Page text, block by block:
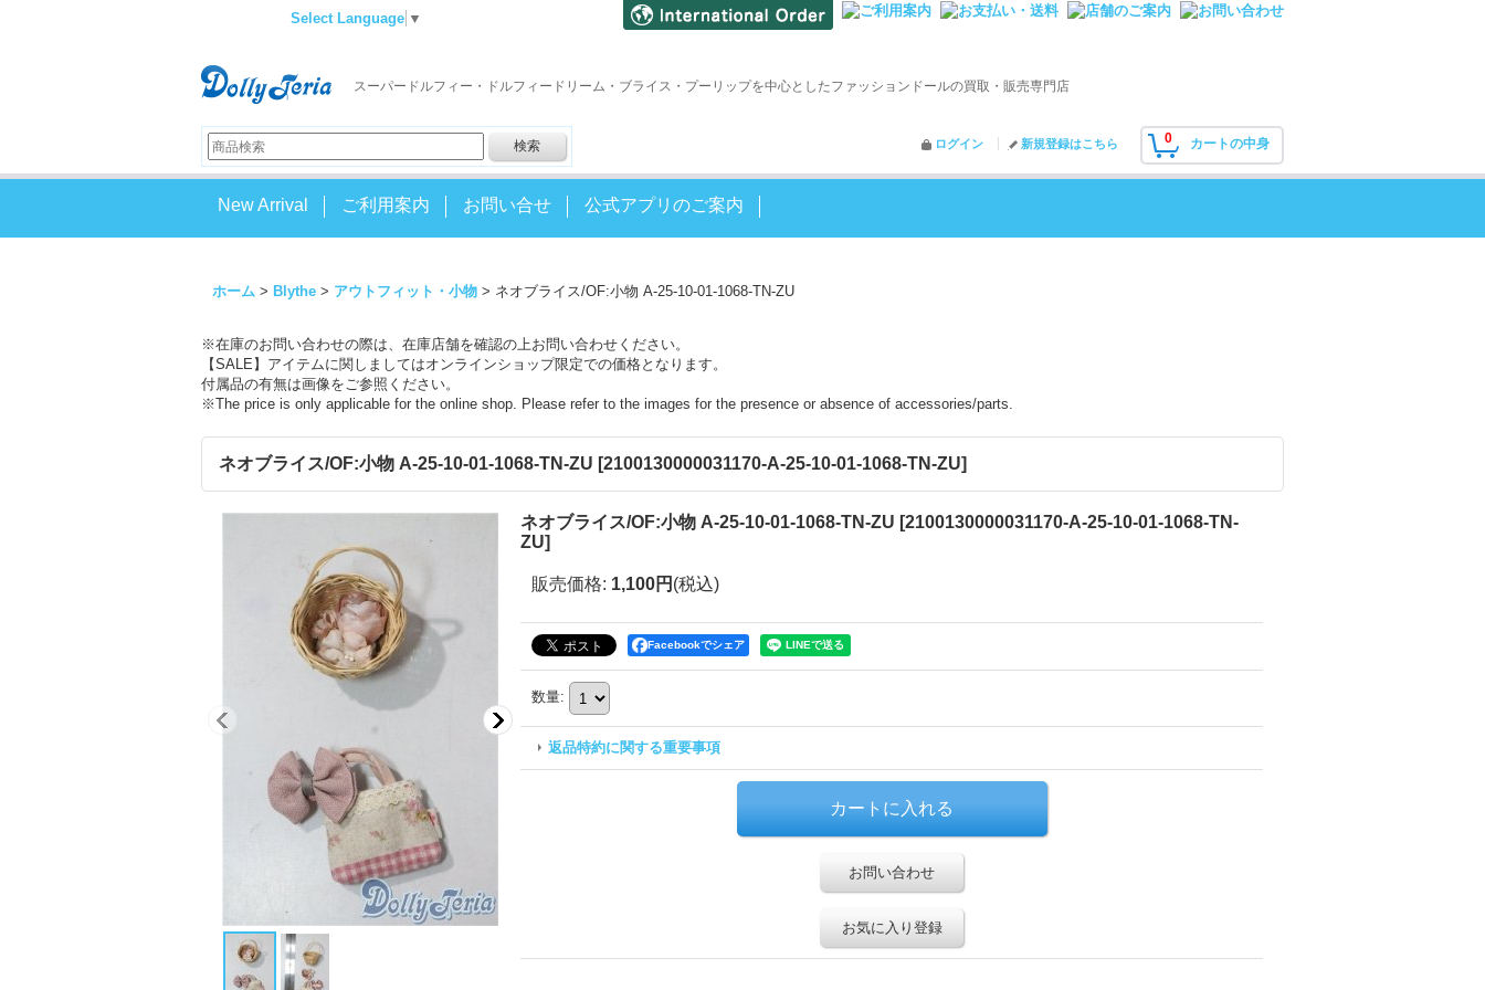
Select Language ▼
スーパードルフィー・ドルフィードリーム・ブライス・プーリップを中心としたファッションドールの買取・販売専門店
0 カートの中身
ログイン 新規登録はこちら
New Arrival ご利用案内 お問い合せ 公式アプリのご案内
ホーム > Blythe > アウトフィット・小物 > ネオブライス/OF:小物 A-25-10-01-1068-TN-ZU
※在庫のお問い合わせの際は、在庫店舗を確認の上お問い合わせください。
【SALE】アイテムに関しましてはオンラインショップ限定での価格となります。
付属品の有無は画像をご参照ください。
※The price is only applicable for the online shop. Please refer to the images for the presence or absence of accessories/parts.
ネオブライス/OF:小物 A-25-10-01-1068-TN-ZU [2100130000031170-A-25-10-01-1068-TN-ZU]
ネオブライス/OF:小物 A-25-10-01-1068-TN-ZU [2100130000031170-A-25-10-01-1068-TN-
ZU]
販売価格: 1,100円 (税込)
Facebookでシェア
数量:
返品特約に関する重要事項
お問い合わせ
お気に入り登録